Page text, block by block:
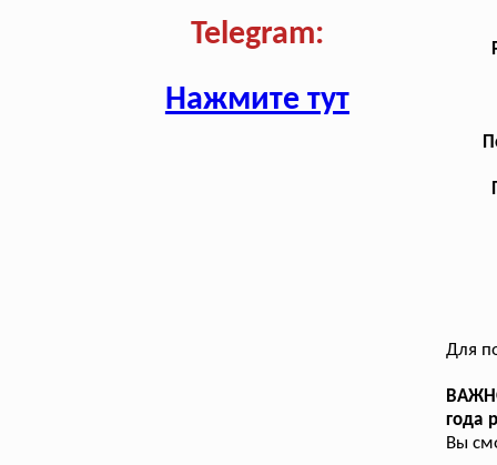
Telegram:
Нажмите тут
Для
года
Вы